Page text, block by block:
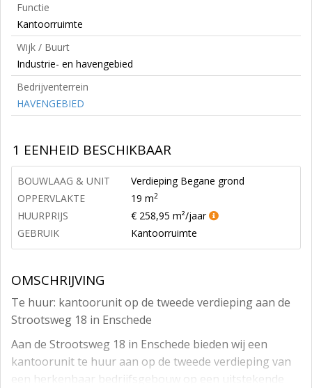
Functie
Kantoorruimte
Wijk / Buurt
Industrie- en havengebied
Bedrijventerrein
HAVENGEBIED
1 EENHEID BESCHIKBAAR
BOUWLAAG & UNIT
Verdieping Begane grond
OPPERVLAKTE
19 m2
HUURPRIJS
€ 258,95 m²/jaar
GEBRUIK
Kantoorruimte
OMSCHRIJVING
Te huur: kantoorunit op de tweede verdieping aan de
Strootsweg 18 in Enschede
Aan de Strootsweg 18 in Enschede bieden wij een
kantoorunit te huur aan op de tweede verdieping van
een herkenbaar bedrijfsgebouw op een uitstekende